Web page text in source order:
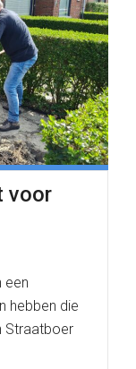
voor
een
hebben die
Straatboer